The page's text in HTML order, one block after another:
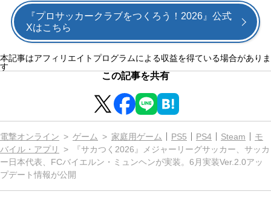
『プロサッカークラブをつくろう！2026』公式
Xはこちら
本記事はアフィリエイトプログラムによる収益を得ている場合がありま
す
この記事を共有
電撃オンライン ゲーム 家庭用ゲーム PS5 PS4 Steam
モ
バイル・アプリ
『サカつく2026』メジャーリーグサッカー、サッカ
ー日本代表、FCバイエルン・ミュンヘンが実装。6月実装Ver.2.0アッ
プデート情報が公開